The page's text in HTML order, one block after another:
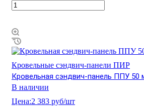
Кровельные сэндвич-панели ПИР
Кровельная сэндвич-панель ППУ 50
В наличии
Цена:2 383 руб/шт